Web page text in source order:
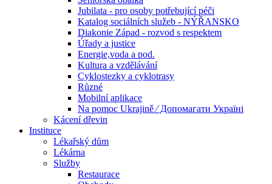
Jubilata - pro osoby potřebující péči
Katalog sociálních služeb - NÝŘANSKO
Diakonie Západ - rozvod s respektem
Úřady a justice
Energie,voda a pod.
Kultura a vzdělávání
Cyklostezky a cyklotrasy
Různé
Mobilní aplikace
Na pomoc Ukrajině ⁄ Допомагати Україні
Kácení dřevin
Instituce
Lékařský dům
Lékárna
Služby
Restaurace